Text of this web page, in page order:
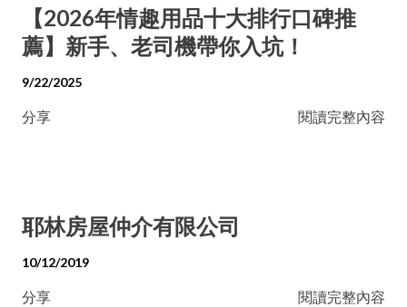
【2026年情趣用品十大排行口碑推
薦】新手、老司機帶你入坑！
9/22/2025
分享 閱讀完整內容
耶林房屋仲介有限公司
10/12/2019
分享 閱讀完整內容